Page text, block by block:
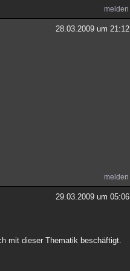
melden
28.03.2009 um 21:12
melden
29.03.2009 um 05:06
mit dieser Thematik beschäftigt.